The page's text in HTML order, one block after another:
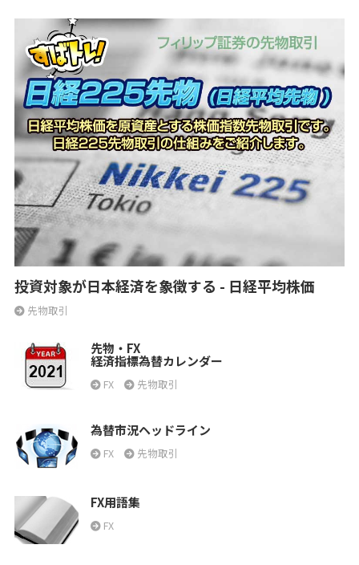
投資対象が日本経済を象徴する - 日経平均株価
先物取引
先物・FX
経済指標為替カレンダー
FX 先物取引
為替市況ヘッドライン
FX 先物取引
FX用語集
FX